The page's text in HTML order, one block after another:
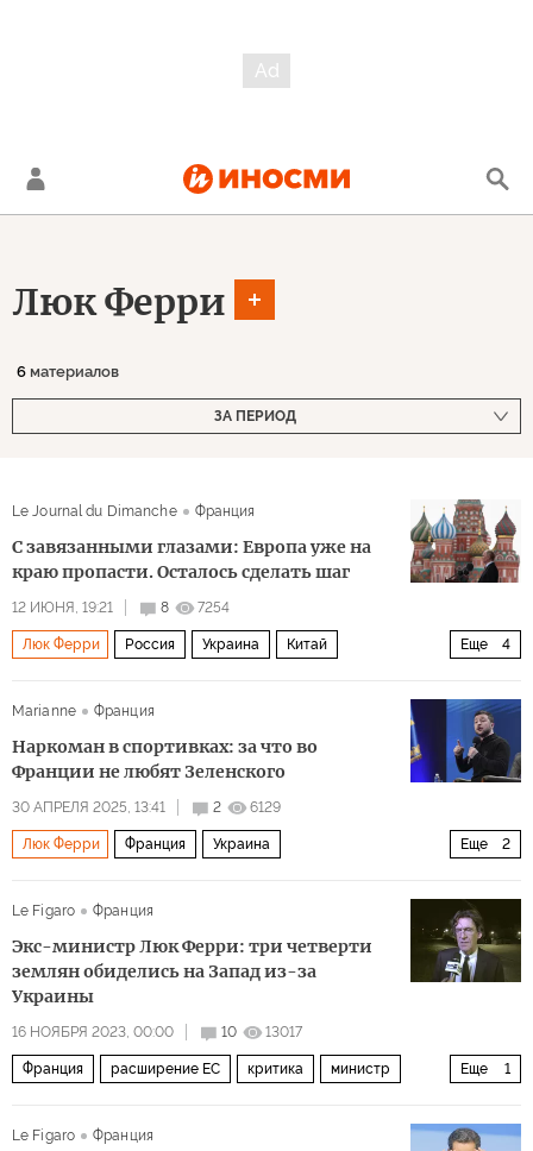
Люк Ферри
6 материалов
ЗА ПЕРИОД
Le Journal du Dimanche Франция
С завязанными глазами: Европа уже на
краю пропасти. Осталось сделать шаг
12 ИЮНЯ, 19:21 8 7254
Еще 4
Люк Ферри Россия Украина Китай
Marianne
Франция
Наркоман в спортивках: за что во
Франции не любят Зеленского
30 АПРЕЛЯ 2025, 13:41 2 6129
Еще 2
Люк Ферри Франция Украина
Le Figaro
Франция
Экс-министр Люк Ферри: три четверти
землян обиделись на Запад из-за
Украины
16 НОЯБРЯ 2023, 00:00 10 13017
Еще 1
Франция расширение ЕС критика министр
Le Figaro
Франция